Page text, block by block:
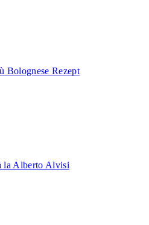
Bolognese Rezept
la Alberto Alvisi